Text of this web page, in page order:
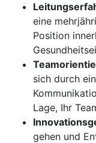
eine
Position
sich durch
Lage, Ihr
gehen und